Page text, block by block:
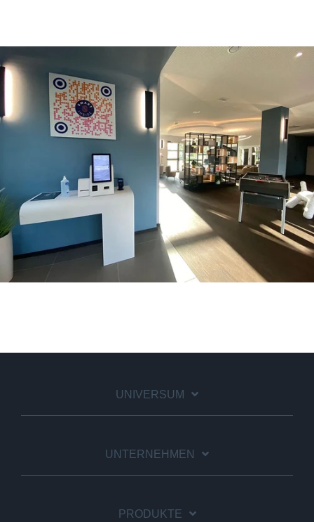
UNIVERSUM
UNTERNEHMEN
PRODUKTE